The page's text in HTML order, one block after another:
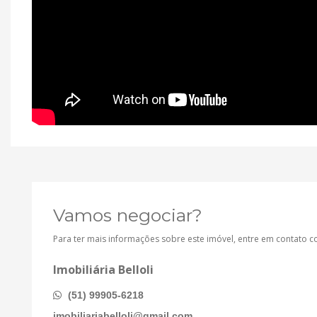
Vamos negociar?
Para ter mais informações sobre este imóvel, entre em contato
Imobiliária Belloli
(51) 99905-6218